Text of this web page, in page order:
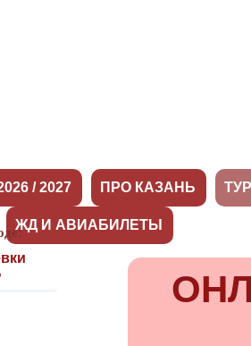
/ 2027 ПРО КАЗАНЬ
ЖД И АВИАБИЛЕТЫ
Туры